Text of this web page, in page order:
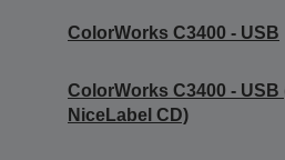
ColorWorks C3400 - USB
ColorWorks C3400 - USB
NiceLabel CD)